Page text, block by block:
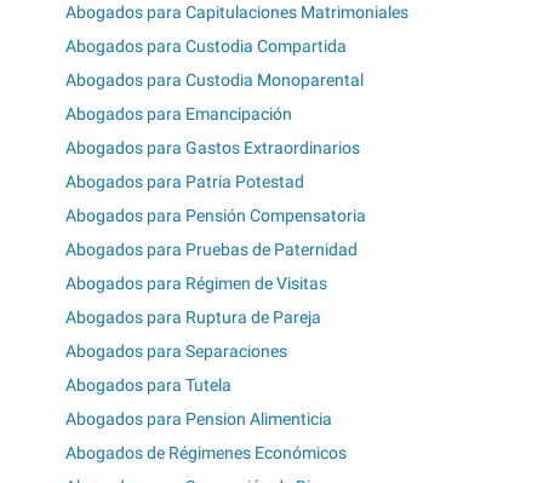
Abogados para Capitulaciones Matrimoniales
Abogados para Custodia Compartida
Abogados para Custodia Monoparental
Abogados para Emancipación
Abogados para Gastos Extraordinarios
Abogados para Patria Potestad
Abogados para Pensión Compensatoria
Abogados para Pruebas de Paternidad
Abogados para Régimen de Visitas
Abogados para Ruptura de Pareja
Abogados para Separaciones
Abogados para Tutela
Abogados para Pension Alimenticia
Abogados de Régimenes Económicos